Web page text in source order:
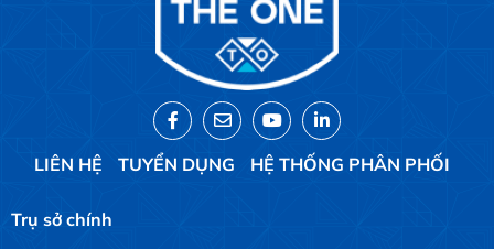
LIÊN HỆ TUYỂN DỤNG HỆ THỐNG PHÂN PHỐI
Trụ sở chính